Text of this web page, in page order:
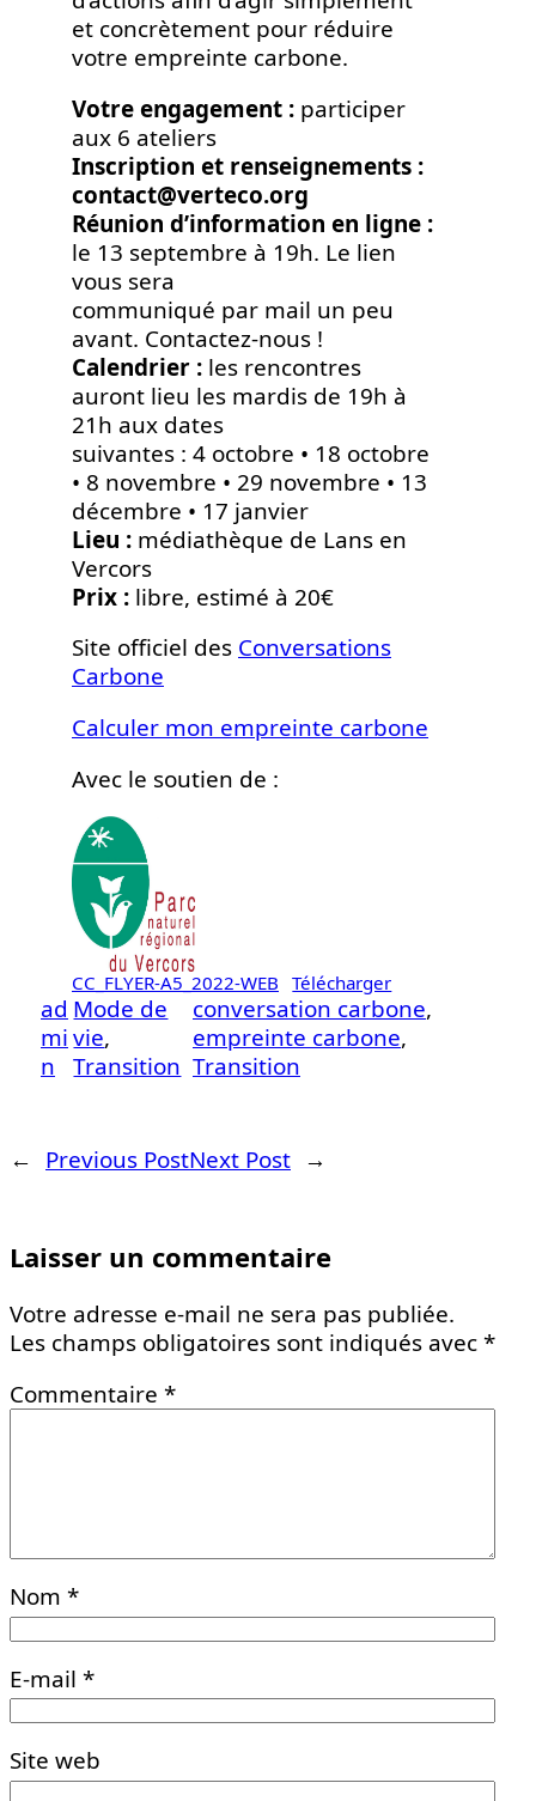
et concrètement pour réduire
votre empreinte carbone.
Votre engagement : participer
aux 6 ateliers
Inscription et renseignements :
contact@verteco.org
Réunion d’information en ligne :
le 13 septembre à 19h. Le lien
vous sera
communiqué par mail un peu
avant. Contactez-nous !
Calendrier : les rencontres
auront lieu les mardis de 19h à
21h aux dates
suivantes : 4 octobre • 18 octobre
• 8 novembre • 29 novembre • 13
décembre • 17 janvier
Lieu : médiathèque de Lans en
Vercors
Prix : libre, estimé à 20€
Site officiel des Conversations
Carbone
Calculer mon empreinte carbone
Avec le soutien de :
CC_FLYER-A5_2022-WEB Télécharger
ad
mi
n
Mode de
vie
Transition
conversation carbone
empreinte carbone
Transition
← Previous PostNext Post →
Laisser un commentaire
Votre adresse e-mail ne sera pas publiée.
Les champs obligatoires sont indiqués avec*
Commentaire *
Nom *
E-mail *
Site web